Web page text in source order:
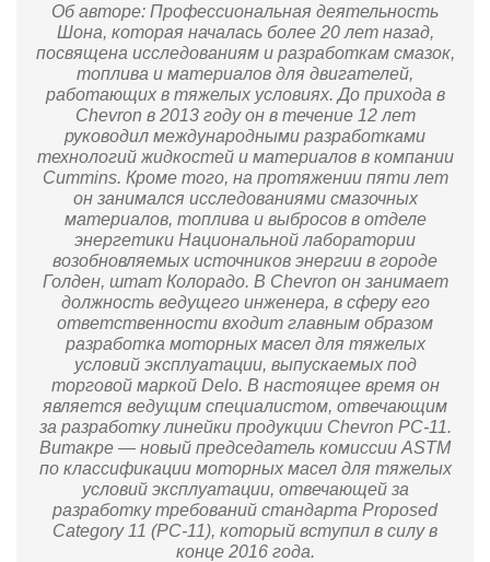
Об авторе: Профессиональная деятельность
Шона, которая началась более 20 лет назад,
посвящена исследованиям и разработкам смазок,
топлива и материалов для двигателей,
работающих в тяжелых условиях. До прихода в
Chevron в 2013 году он в течение 12 лет
руководил международными разработками
технологий жидкостей и материалов в компании
Cummins. Кроме того, на протяжении пяти лет
он занимался исследованиями смазочных
материалов, топлива и выбросов в отделе
энергетики Национальной лаборатории
возобновляемых источников энергии в городе
Голден, штат Колорадо. В Chevron он занимает
должность ведущего инженера, в сферу его
ответственности входит главным образом
разработка моторных масел для тяжелых
условий эксплуатации, выпускаемых под
торговой маркой Delo. В настоящее время он
является ведущим специалистом, отвечающим
за разработку линейки продукции Chevron PC-11.
Витакре — новый председатель комиссии ASTM
по классификации моторных масел для тяжелых
условий эксплуатации, отвечающей за
разработку требований стандарта Proposed
Category 11 (PC-11), который вступил в силу в
конце 2016 года.